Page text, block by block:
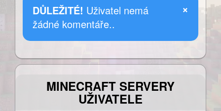
×
DŮLEŽITÉ! Uživatel nemá
žádné komentáře..
MINECRAFT SERVERY
UŽIVATELE